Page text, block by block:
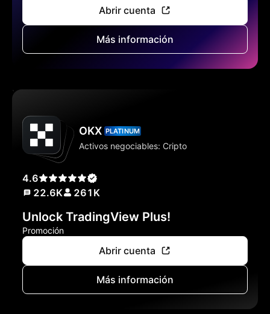
Abrir cuenta
Más información
OKX PLATINUM
Activos negociables: Cripto
4.6
22.6K
261K
Unlock TradingView Plus!
Promoción
Abrir cuenta
Más información